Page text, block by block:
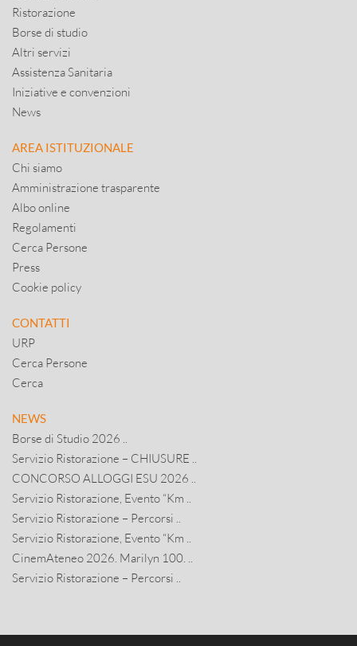
Ristorazione
Borse di studio
Altri servizi
Assistenza Sanitaria
Iniziative e convenzioni
News
AREA ISTITUZIONALE
Chi siamo
Amministrazione trasparente
Albo online
Regolamenti
Cerca Persone
Press
Cookie policy
CONTATTI
URP
Cerca Persone
Cerca
NEWS
Borse di Studio 2026 ..
Servizio Ristorazione – CHIUSURE ..
CONCORSO ALLOGGI ESU 2026 ..
Servizio Ristorazione, Evento “Km ..
Servizio Ristorazione – Percorsi ..
Servizio Ristorazione, Evento “Km ..
CinemAteneo 2026. Marilyn 100. ..
Servizio Ristorazione – Percorsi ..